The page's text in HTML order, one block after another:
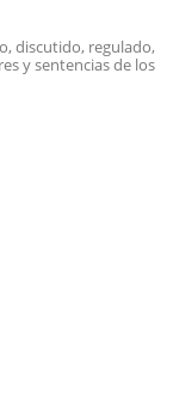
discutido, regulado,
y sentencias de los